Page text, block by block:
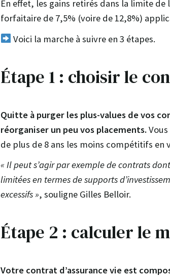
En effet, les gains retirés dans la limite
forfaitaire de 7,5% (voire de 12,8%)
Voici la marche à suivre en 3 étapes.
Étape 1 : choisir le
Quitte à purger les plus-values de vos
réorganiser un peu vos placements.
de plus de 8 ans les moins compétitifs
« Il peut s’agir par exemple de contrats
limitées en termes de supports
excessifs », souligne Gilles Belloir.
Étape 2 : calculer le
Votre contrat d’assurance vie est